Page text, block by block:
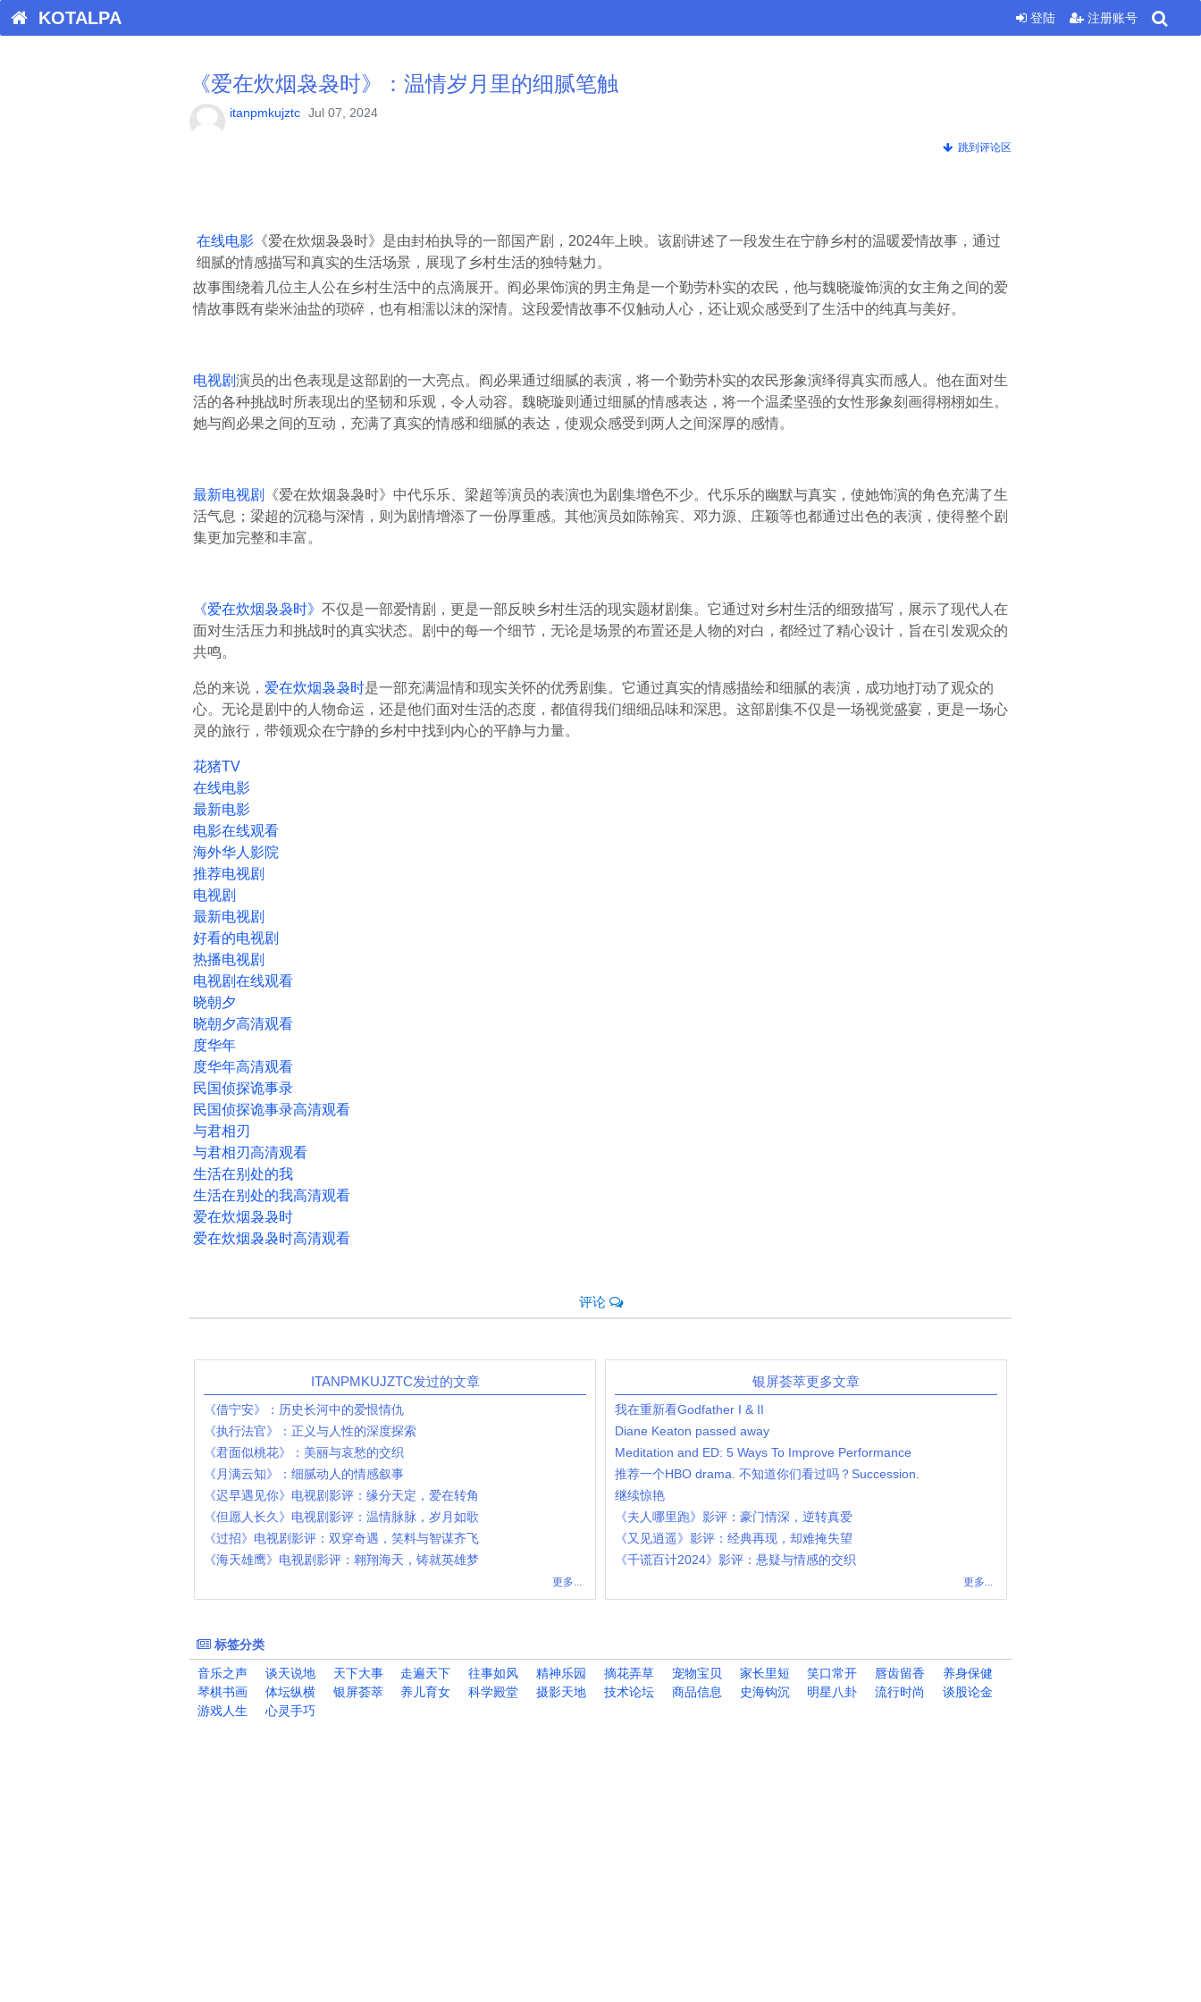
KOTALPA 登陆 注册账号
《爱在炊烟袅袅时》：温情岁月里的细腻笔触
itanpmkujztc Jul 07, 2024
跳到评论区
在线电影 《爱在炊烟袅袅时》是由封柏执导的一部国产剧，2024年上映。该剧讲述了一段发生在宁静乡村的温暖爱情故事，通过
细腻的情感描写和真实的生活场景，展现了乡村生活的独特魅力。
故事围绕着几位主人公在乡村生活中的点滴展开。阎必果饰演的男主角是一个勤劳朴实的农民，他与魏晓璇饰演的女主角之间的爱
情故事既有柴米油盐的琐碎，也有相濡以沫的深情。这段爱情故事不仅触动人心，还让观众感受到了生活中的纯真与美好。
电视剧演员的出色表现是这部剧的一大亮点。阎必果通过细腻的表演，将一个勤劳朴实的农民形象演绎得真实而感人。他在面对生
活的各种挑战时所表现出的坚韧和乐观，令人动容。魏晓璇则通过细腻的情感表达，将一个温柔坚强的女性形象刻画得栩栩如生。
她与阎必果之间的互动，充满了真实的情感和细腻的表达，使观众感受到两人之间深厚的感情。
最新电视剧
《爱在炊烟袅袅时》中代乐乐、梁超等演员的表演也为剧集增色不少。代乐乐的幽默与真实，使她饰演的角色充满了生
活气息；梁超的沉稳与深情，则为剧情增添了一份厚重感。其他演员如陈翰宾、邓力源、庄颖等也都通过出色的表演，使得整个剧
集更加完整和丰富。
《爱在炊烟袅袅时》 不仅是一部爱情剧，更是一部反映乡村生活的现实题材剧集。它通过对乡村生活的细致描写，展示了现代人在
面对生活压力和挑战时的真实状态。剧中的每一个细节，无论是场景的布置还是人物的对白，都经过了精心设计，旨在引发观众的
共鸣。
总的来说， 爱在炊烟袅袅时是一部充满温情和现实关怀的优秀剧集。它通过真实的情感描绘和细腻的表演，成功地打动了观众的
心。无论是剧中的人物命运，还是他们面对生活的态度，都值得我们细细品味和深思。这部剧集不仅是一场视觉盛宴，更是一场心
灵的旅行，带领观众在宁静的乡村中找到内心的平静与力量。
花猪TV
在线电影
最新电影
电影在线观看
海外华人影院
推荐电视剧
电视剧
最新电视剧
好看的电视剧
热播电视剧
电视剧在线观看
晓朝夕
晓朝夕高清观看
度华年
度华年高清观看
民国侦探诡事录
民国侦探诡事录高清观看
与君相刃
与君相刃高清观看
生活在别处的我
生活在别处的我高清观看
爱在炊烟袅袅时
爱在炊烟袅袅时高清观看
评论
ITANPMKUJZTC发过的文章
《借宁安》：历史长河中的爱恨情仇
《执行法官》：正义与人性的深度探索
《君面似桃花》：美丽与哀愁的交织
《月满云知》：细腻动人的情感叙事
《迟早遇见你》电视剧影评：缘分天定，爱在转角
《但愿人长久》电视剧影评：温情脉脉，岁月如歌
《过招》电视剧影评：双穿奇遇，笑料与智谋齐飞
《海天雄鹰》电视剧影评：翱翔海天，铸就英雄梦
更多...
银屏荟萃更多文章
我在重新看Godfather I & II
Diane Keaton passed away
Meditation and ED: 5 Ways To Improve Performance
推荐一个HBO drama. 不知道你们看过吗？Succession.
继续惊艳
《夫人哪里跑》影评：豪门情深，逆转真爱
《又见逍遥》影评：经典再现，却难掩失望
《千谎百计2024》影评：悬疑与情感的交织
更多...
标签分类
音乐之声
谈天说地 天下大事 走遍天下 往事如风 精神乐园 摘花弄草 宠物宝贝 家长里短 笑口常开 唇齿留香
养身保健
琴棋书画
体坛纵横 银屏荟萃 养儿育女 科学殿堂 摄影天地 技术论坛 商品信息 史海钩沉 明星八卦 流行时尚
谈股论金
游戏人生
心灵手巧